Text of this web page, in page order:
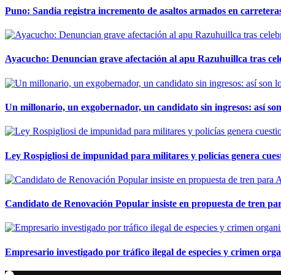
Puno: Sandia registra incremento de asaltos armados en
Ayacucho: Denuncian grave afectación al apu Razuhuillca tras
Un millonario, un exgobernador, un candidato sin ingresos: así
Ley Rospigliosi de impunidad para militares y policías genera
Candidato de Renovación Popular insiste en propuesta de tren
Empresario investigado por tráfico ilegal de especies y crimen